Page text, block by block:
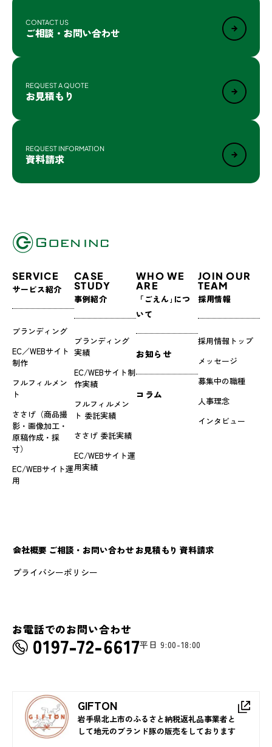
CONTACT US
ご相談・お問い合わせ
REQUEST A QUOTE
お見積もり
REQUEST INFORMATION
資料請求
SERVICE
サービス紹介
ブランディング
EC／WEBサイト
制作
フルフィルメン
ト
ささげ（商品撮
影・画像加工・
原稿作成・採
寸）
EC/WEBサイト運
用
CASE
STUDY
事例紹介
ブランディング
実績
EC/WEBサイト制
作実績
フルフィルメン
ト 委託実績
ささげ 委託実績
EC/WEBサイト運
用実績
WHO WE
ARE
「ごえん｣につ
いて
お知らせ
コラム
JOIN OUR
TEAM
採用情報
採用情報トップ
メッセージ
募集中の職種
人事理念
インタビュー
会社概要 ご相談・お問い合わせ お見積もり 資料請求
プライバシーポリシー
お電話でのお問い合わせ
平日 9:00-18:00
GIFTON
岩手県北上市のふるさと納税返礼品事業者と
して地元のブランド豚の販売をしております